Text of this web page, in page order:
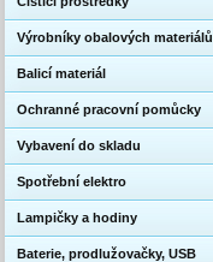
Výrobníky obalových materiálů
Balicí materiál
Ochranné pracovní pomůcky
Vybavení do skladu
Spotřební elektro
Lampičky a hodiny
Baterie, prodlužovačky, USB